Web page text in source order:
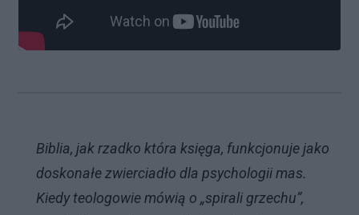
Biblia, jak rzadko która księga, funkcjonuje jako
doskonałe zwierciadło dla psychologii mas.
Kiedy teologowie mówią o „spirali grzechu”,